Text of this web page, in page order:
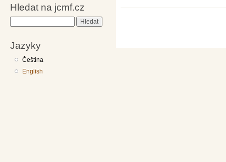
Hledat na jcmf.cz
Jazyky
Čeština
English